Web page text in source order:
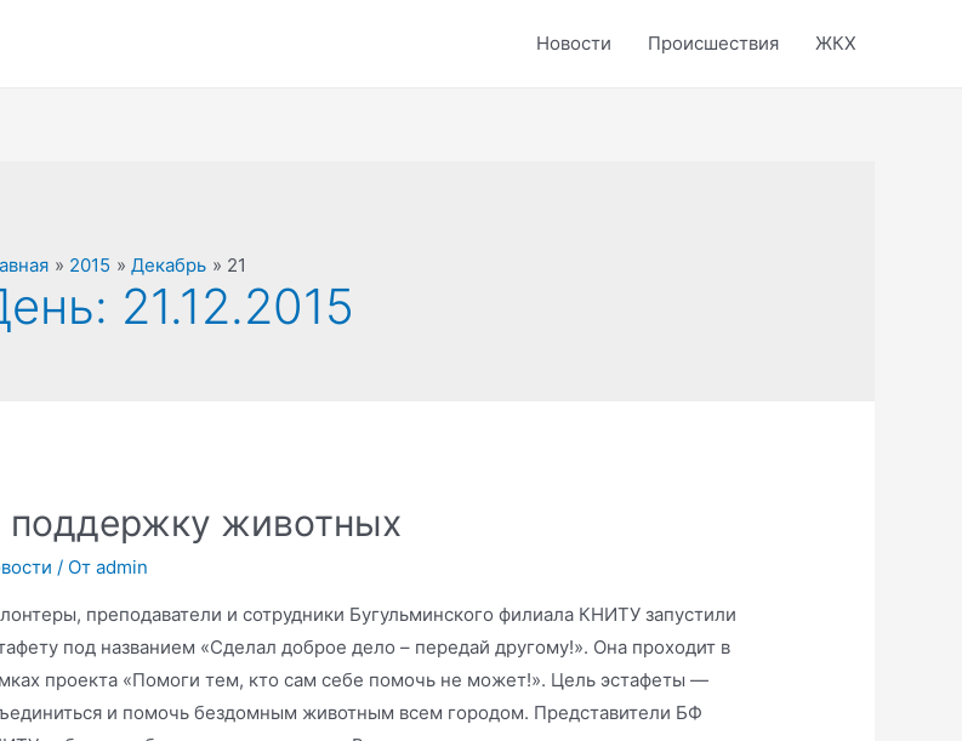
Новости Происшествия ЖКХ
2015 Декабрь 21
21.12.2015
поддержку животных
/ От admin
преподаватели и сотрудники Бугульминского филиала КНИТУ запустили
под названием «Сделал доброе дело – передай другому!». Она проходит в
проекта «Помоги тем, кто сам себе помочь не может!». Цель эстафеты —
и помочь бездомным животным всем городом. Представители БФ